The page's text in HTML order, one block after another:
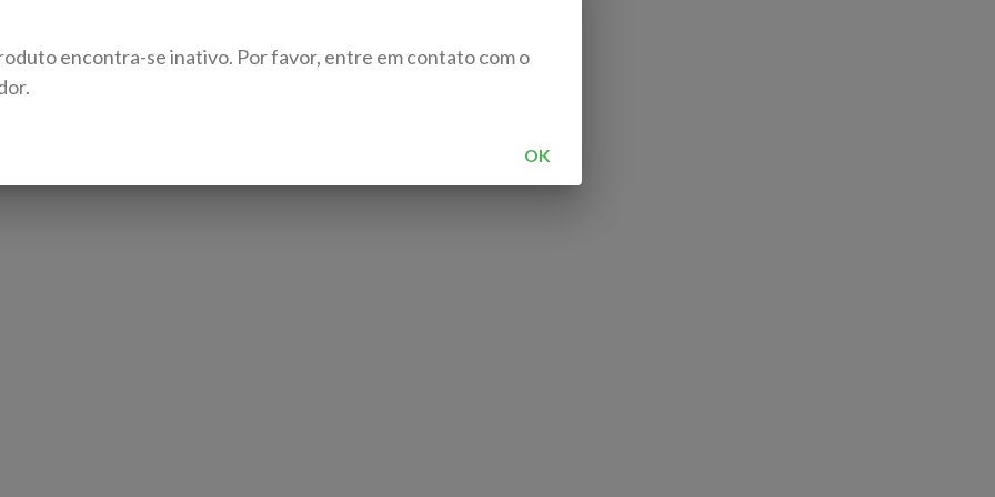
encontra-se inativo. Por favor, entre em contato com o
OK